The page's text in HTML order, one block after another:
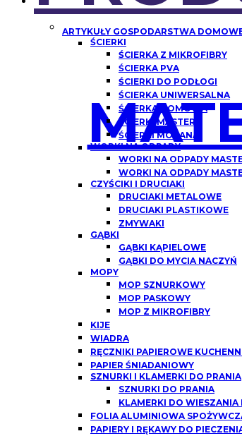
ARTYKUŁY GOSPODARSTWA
ŚCIERKI
ŚCIERKA Z MIKROFIBRY
ŚCIERKA PVA
ŚCIERKI DO PODŁOGI
ŚCIERKA UNIWERSALNA
ŚCIERKA DOMOWA
ŚCIERKI MASTER
ŚCIERKI MORANA
WORKI NA ODPADY
WORKI NA ODPADY
WORKI NA ODPADY
CZYŚCIKI I DRUCIAKI
DRUCIAKI METALOWE
DRUCIAKI PLASTIKOWE
ZMYWAKI
GĄBKI
GĄBKI KĄPIELOWE
GĄBKI DO MYCIA NACZYŃ
MOPY
MOP SZNURKOWY
MOP PASKOWY
MOP Z MIKROFIBRY
KIJE
WIADRA
RĘCZNIKI PAPIEROWE
PAPIER ŚNIADANIOWY
SZNURKI I KLAMERKI DO PRANIA
SZNURKI DO PRANIA
KLAMERKI DO WIESZANIA
FOLIA ALUMINIOWA
PAPIERY I RĘKAWY DO